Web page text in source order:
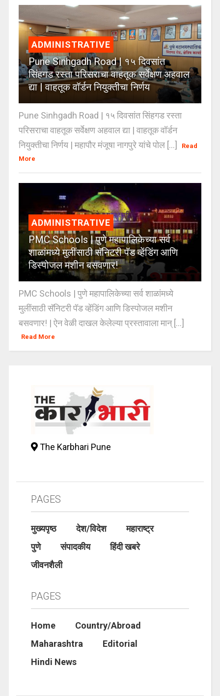
ADMINISTRATIVE
Pune Sinhgadh Road | १५ दिवसांत
सिंहगड रस्ता परिसराचा वाहतूक सर्वेक्षण अहवाल
द्या | वाहतूक वॉर्डन नियुक्तीचा निर्णय
Pune Sinhgadh Road | १५ दिवसांत सिंहगड रस्ता
परिसराचा वाहतूक सर्वेक्षण अहवाल द्या | वाहतूक वॉर्डन
नियुक्तीचा निर्णय | महापौर मंजूषा नागपुरे यांचे पोल [...]
Read
More
ADMINISTRATIVE
PMC Schools | पुणे महापालिकेच्या सर्व
शाळांमध्ये मुलींसाठी सॅनिटरी पॅड व्हेंडिंग आणि
डिस्पोजल मशीन बसवणार!
PMC Schools | पुणे महापालिकेच्या सर्व शाळांमध्ये
मुलींसाठी सॅनिटरी पॅड व्हेंडिंग आणि डिस्पोजल मशीन
बसवणार! | ऐन वेळी दाखल केलेल्या प्रस्तावाला मान् [...]
Read More
The Karbhari Pune
PAGES
मुख्यपृष्ठ देश/विदेश
महाराष्ट्र
पुणे
संपादकीय
हिंदी खबरे
जीवनशैली
PAGES
Home
Country/Abroad
Maharashtra
Editorial
Hindi News